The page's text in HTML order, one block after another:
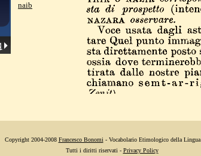
naib
Copyright 2004-2008 Francesco Bonomi - Vocabolario Etimologico della Lingua
Tutti i diritti riservati - Privacy Policy